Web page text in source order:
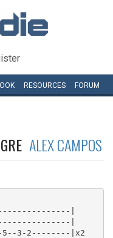
RESOURCES FORUM
ALEX CAMPOS
|
|
3-2--------|x2